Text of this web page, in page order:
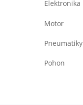
Elektronika
Motor
Pneumatiky
Pohon